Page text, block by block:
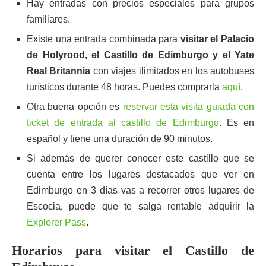
Hay entradas con precios especiales para grupos
familiares.
Existe una entrada combinada para visitar el Palacio
de Holyrood, el Castillo de Edimburgo y el Yate
Real Britannia con viajes ilimitados en los autobuses
turísticos durante 48 horas. Puedes comprarla aquí.
Otra buena opción es reservar esta visita guiada con
ticket de entrada al castillo de Edimburgo. Es en
español y tiene una duración de 90 minutos.
Si además de querer conocer este castillo que se
cuenta entre los lugares destacados que ver en
Edimburgo en 3 días vas a recorrer otros lugares de
Escocia, puede que te salga rentable adquirir la
Explorer Pass.
Horarios para visitar el Castillo de